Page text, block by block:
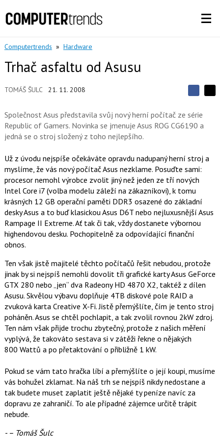
Computertrends » Hardware
Trhač asfaltu od Asusu
TOMÁŠ ŠULC 21. 11. 2008
S
í
l
t
S
í
l
e
n
a
F
a
e
b
o
k
Společnost Asus představila svůj nový herní počítač ze série
Republic of Gamers. Novinka se jmenuje Asus ROG CG6190 a
jedná se o stroj složený z toho nejlepšího.
Už z úvodu nejspíše očekáváte opravdu nadupaný herní stroj a
myslíme, že vás nový počítač Asus nezklame. Posuďte sami:
procesor nemohl výrobce zvolit jiný než jeden ze tří nových
Intel Core i7 (volba modelu záleží na zákazníkovi), k tomu
krásných 12 GB operační paměti DDR3 osazené do základní
desky Asus a to buď klasickou Asus D6T nebo nejluxusnější Asus
Rampage II Extreme. Ať tak či tak, vždy dostanete výbornou
highendovou desku. Pochopitelně za odpovídající finanční
obnos.
Ten však jistě majitelé těchto počítačů řešit nebudou, protože
jinak by si nejspíš nemohli dovolit tři grafické karty Asus GeForce
GTX 280 nebo „jen“ dva Radeony HD 4870 X2, taktéž z dílen
Asusu. Skvělou výbavu doplňuje 4TB diskové pole RAID a
zvuková karta Creative X-Fi. Jistě přemýšlíte, čím je tento stroj
poháněn. Asus se chtěl pochlapit, a tak zvolil rovnou 2kW zdroj.
Ten nám však přijde trochu zbytečný, protože z našich měření
vyplývá, že takováto sestava si v zátěži řekne o nějakých
800 Wattů a po přetaktování o přibližně 1 kW.
Pokud se vám tato hračka líbí a přemýšlíte o její koupi, musíme
vás bohužel zklamat. Na náš trh se nejspíš nikdy nedostane a
tak budete muset zaplatit ještě nějaké ty peníze navíc za
dopravu ze zahraničí. To ale případné zájemce určitě trápit
nebude.
- – Tomáš Šulc